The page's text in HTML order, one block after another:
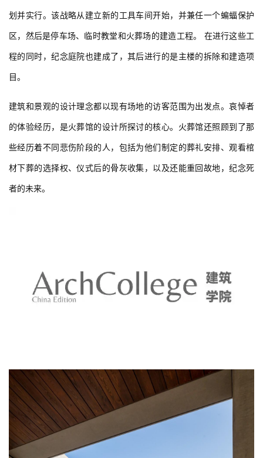
划并实行。该战略从建立新的工具车间开始，并兼任一个蝙蝠保护
区，然后是停车场、临时教堂和火葬场的建造工程。 在进行这些工
程的同时，纪念庭院也建成了，其后进行的是主楼的拆除和建造项
目。
建筑和景观的设计理念都以现有场地的访客范围为出发点。哀悼者
的体验经历，是火葬馆的设计所探讨的核心。火葬馆还照顾到了那
些经历着不同悲伤阶段的人，包括为他们制定的葬礼安排、观看棺
材下葬的选择权、仪式后的骨灰收集，以及还能重回故地，纪念死
者的未来。